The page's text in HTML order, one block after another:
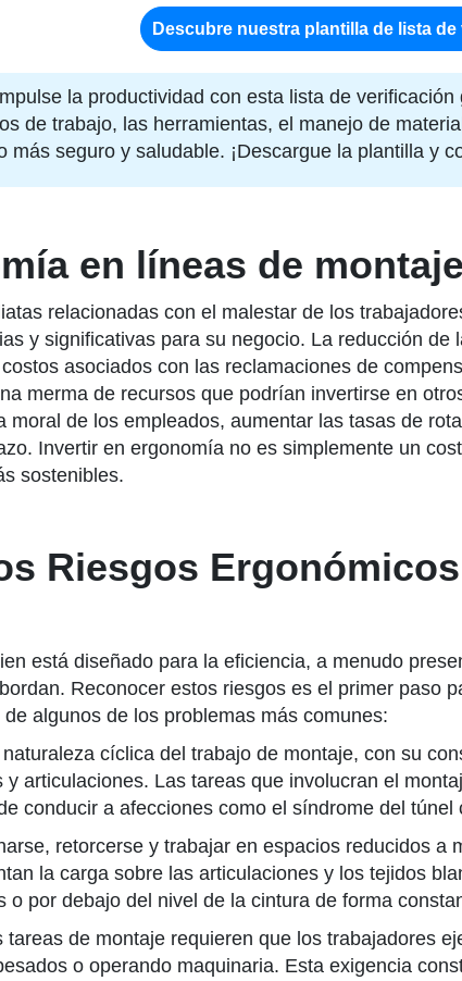
Descubre nuestra plantilla de lista
la productividad con esta lista de
de trabajo, las herramientas, el manejo de
más seguro y saludable. ¡Descargue la plantilla y
en líneas de
relacionadas con el malestar de los
y significativas para su negocio. La reducción
asociados con las reclamaciones de
merma de recursos que podrían invertirse en
de los empleados, aumentar las tasas de
Invertir en ergonomía no es simplemente un
sostenibles.
Riesgos
está diseñado para la eficiencia, a menudo
Reconocer estos riesgos es el primer paso
algunos de los problemas más comunes:
naturaleza cíclica del trabajo de montaje, con su
articulaciones. Las tareas que involucran el
conducir a afecciones como el síndrome del
retorcerse y trabajar en espacios reducidos
la carga sobre las articulaciones y los tejidos
o por debajo del nivel de la cintura de forma
tareas de montaje requieren que los trabajadores
o operando maquinaria. Esta exigencia